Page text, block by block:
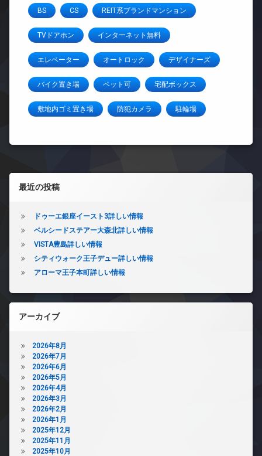
BS CS REIT系ブランドマンション
TVドアホン インターネット無料
エレベーター オートロック デザイナーズ
バイク置き場 ペット可 宅配ボックス
敷地内ゴミ置き場 防犯カメラ 駐輪場
左サイドバー
最近の投稿
ドゥーエ銀座イースト3詳しい情報
ベルシードステアー大森北詳しい情報
VISTA豊島詳しい情報
シティウォーク王子デュー詳しい情報
アローマ王子本町詳しい情報
アーカイブ
2026年8月
2026年7月
2026年6月
2026年5月
2026年4月
2026年3月
2026年2月
2026年1月
2025年12月
2025年11月
2025年10月